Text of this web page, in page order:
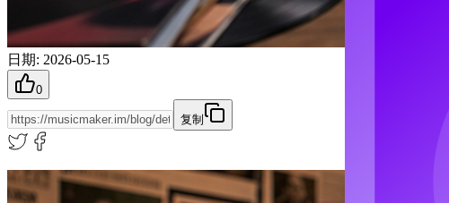
日期: 2026-05-15
0
复制